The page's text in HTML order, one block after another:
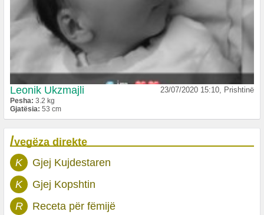
Leonik Ukzmajli 23/07/2020 15:10, Prishtinë
Pesha: 3.2 kg
Gjatësia: 53 cm
/vegëza direkte
K
Gjej Kujdestaren
K
Gjej Kopshtin
R
Receta për fëmijë